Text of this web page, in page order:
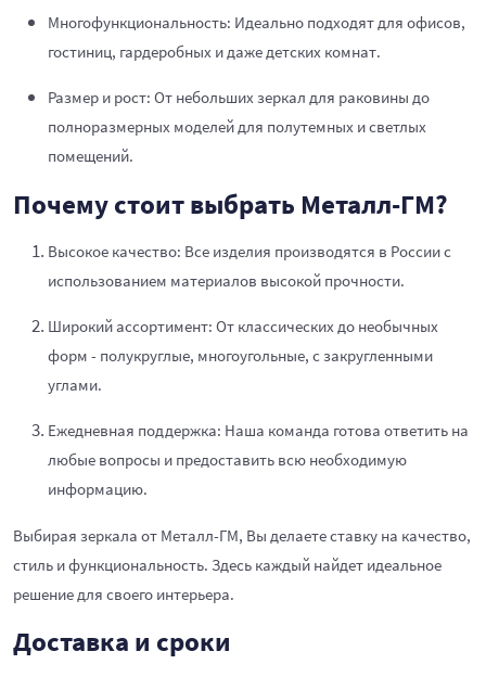
Многофункциональность: Идеально подходят для офисов,
гостиниц, гардеробных и даже детских комнат.
Размер и рост: От небольших зеркал для раковины до
полноразмерных моделей для полутемных и светлых
помещений.
Почему стоит выбрать Металл-ГМ?
Высокое качество: Все изделия производятся в России с
использованием материалов высокой прочности.
Широкий ассортимент: От классических до необычных
форм - полукруглые, многоугольные, с закругленными
углами.
Ежедневная поддержка: Наша команда готова ответить на
любые вопросы и предоставить всю необходимую
информацию.
Выбирая зеркала от Металл-ГМ, Вы делаете ставку на качество,
стиль и функциональность. Здесь каждый найдет идеальное
решение для своего интерьера.
Доставка и сроки